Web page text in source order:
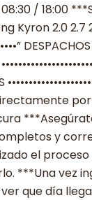
/ 18:00
Kyron 2.0
y
el
***Una vez
que día